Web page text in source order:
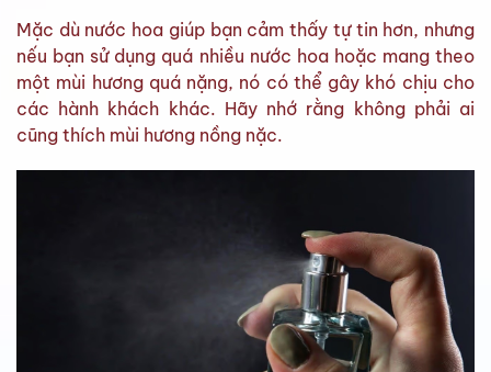
Mặc dù nước hoa giúp bạn cảm thấy tự tin hơn, nhưng
nếu bạn sử dụng quá nhiều nước hoa hoặc mang theo
một mùi hương quá nặng, nó có thể gây khó chịu cho
các hành khách khác. Hãy nhớ rằng không phải ai
cũng thích mùi hương nồng nặc.